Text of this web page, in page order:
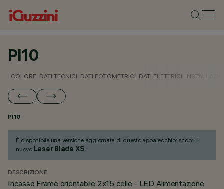
PI10
COLORE DATI TECNICI DATI FOTOMETRICI DATI ELETTRICI
PI10
È disponibile una versione aggiornata di questo apparecchio: scopri il
nuovo Laser Blade XS.
DESCRIZIONE
Incasso Frame orientabile 2x15 celle - LED Alimentazione